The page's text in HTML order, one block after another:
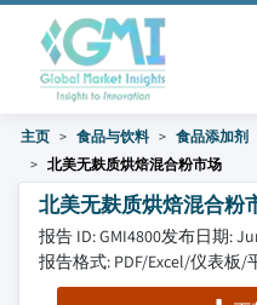
主页 食品与饮料 食品添加剂
北美无麸质烘焙混合粉市场
北美无麸质烘焙混合粉
报告 ID: GMI4800发布日期:
报告格式: PDF/Excel/仪表板/